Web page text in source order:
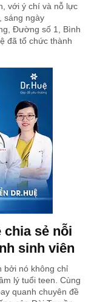
với ý chí và nỗ lực
sáng ngày
Đường số 1, Bình
đã tổ chức thành
chia sẻ nỗi
sinh viên
bởi nó không chỉ
lý tuổi teen. Cùng
quanh chuyên đề